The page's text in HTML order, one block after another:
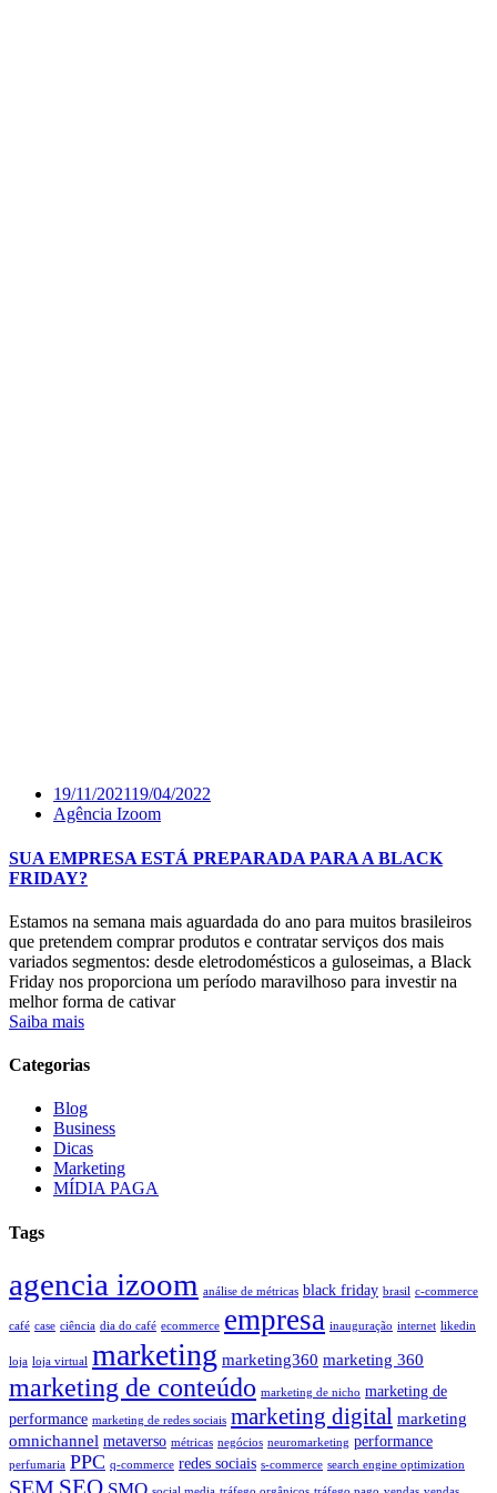
19/11/202119/04/2022
Agência Izoom
SUA EMPRESA ESTÁ PREPARADA PARA A BLACK
FRIDAY?
Estamos na semana mais aguardada do ano para muitos brasileiros
que pretendem comprar produtos e contratar serviços dos mais
variados segmentos: desde eletrodomésticos a guloseimas, a Black
Friday nos proporciona um período maravilhoso para investir na
melhor forma de cativar
Saiba mais
Categorias
Blog
Business
Dicas
Marketing
MÍDIA PAGA
Tags
agencia izoom análise de métricas black friday brasil c-commerce
café case ciência dia do café ecommerce empresa inauguração internet likedin
loja loja virtual marketing marketing360 marketing 360
marketing de conteúdo marketing de nicho marketing de
performance marketing de redes sociais marketing digital marketing
omnichannel metaverso métricas negócios neuromarketing performance
perfumaria PPC q-commerce redes sociais s-commerce search engine optimization
SEM SEO